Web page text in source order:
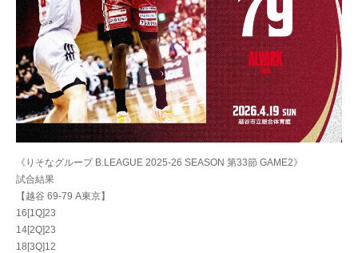
《りそなグループ B.LEAGUE 2025-26 SEASON 第33節 GAME2》
試合結果
【越谷 69-79 A東京】
16[1Q]23
14[2Q]23
18[3Q]12